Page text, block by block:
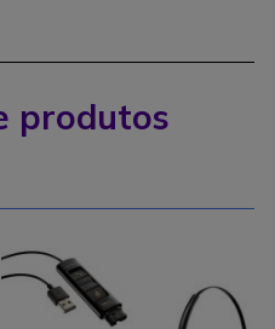
produtos